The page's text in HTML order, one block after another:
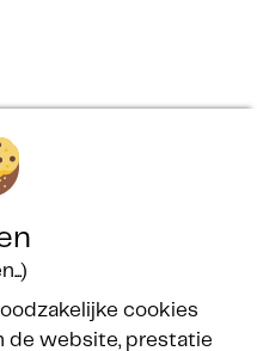
cookies
de website, prestatie